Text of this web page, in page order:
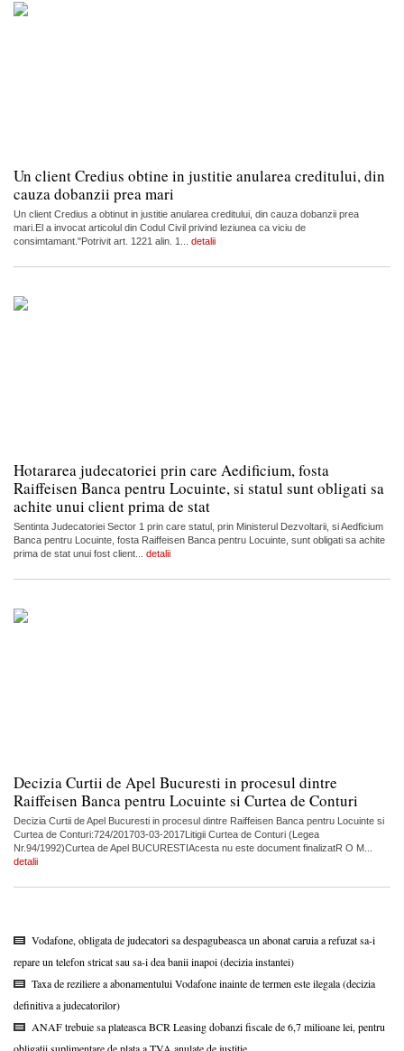
Un client Credius obtine in justitie anularea creditului, din
cauza dobanzii prea mari
Un client Credius a obtinut in justitie anularea creditului, din cauza dobanzii prea
mari.El a invocat articolul din Codul Civil privind leziunea ca viciu de
consimtamant."Potrivit art. 1221 alin. 1... detalii
Hotararea judecatoriei prin care Aedificium, fosta
Raiffeisen Banca pentru Locuinte, si statul sunt obligati sa
achite unui client prima de stat
Sentinta Judecatoriei Sector 1 prin care statul, prin Ministerul Dezvoltarii, si Aedficium
Banca pentru Locuinte, fosta Raiffeisen Banca pentru Locuinte, sunt obligati sa achite
prima de stat unui fost client... detalii
Decizia Curtii de Apel Bucuresti in procesul dintre
Raiffeisen Banca pentru Locuinte si Curtea de Conturi
Decizia Curtii de Apel Bucuresti in procesul dintre Raiffeisen Banca pentru Locuinte si
Curtea de Conturi:724/201703-03-2017Litigii Curtea de Conturi (Legea
Nr.94/1992)Curtea de Apel BUCURESTIAcesta nu este document finalizatR O M...
detalii
Vodafone, obligata de judecatori sa despagubeasca un abonat caruia a refuzat sa-i
repare un telefon stricat sau sa-i dea banii inapoi (decizia instantei)
Taxa de reziliere a abonamentului Vodafone inainte de termen este ilegala (decizia
definitiva a judecatorilor)
ANAF trebuie sa plateasca BCR Leasing dobanzi fiscale de 6,7 milioane lei, pentru
obligatii suplimentare de plata a TVA anulate de justitie